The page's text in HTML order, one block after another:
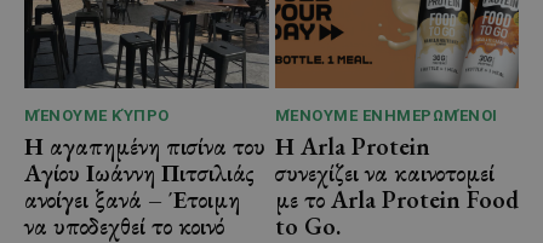
ΜΈΝΟΥΜΕ ΚΎΠΡΟ
Η αγαπημένη πισίνα του
Αγίου Ιωάννη Πιτσιλιάς
ανοίγει ξανά – Έτοιμη
να υποδεχθεί το κοινό
ΜΈΝΟΥΜΕ ΕΝΗΜΕΡΩΜΈΝΟΙ
Η Arla Protein
συνεχίζει να καινοτομεί
με το Arla Protein Food
to Go.